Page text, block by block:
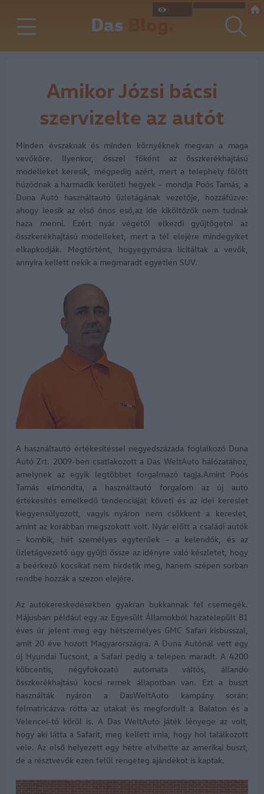
Das Blog.
Amikor Józsi bácsi
szervizelte az autót
Minden évszaknak és minden környéknek megvan a maga
vevőköre. Ilyenkor, ősszel főként az összkerékhajtású
modelleket keresik, mégpedig azért, mert a telephely fölött
húzódnak a harmadik kerületi hegyek – mondja Poós Tamás, a
Duna Autó használtautó üzletágának vezetője, hozzáfűzve:
ahogy leesik az első ónos eső,az ide kiköltözők nem tudnak
haza menni. Ezért nyár végétől elkezdi gyűjtögetni az
összkerékhajtású modelleket, mert a tél elejére mindegyiket
elkapkodják. Megtörtént, hogyegymásra licitáltak a vevők,
annyira kellett nekik a megmaradt egyetlen SUV.
A használtautó értékesítéssel negyedszázada foglalkozó Duna
Autó Zrt. 2009-ben csatlakozott a Das WeltAuto hálózatához,
amelynek az egyik legtöbbet forgalmazó tagja.Amint Poós
Tamás elmondta, a használtautó forgalom az új autó
értékesítés emelkedő tendenciáját követi és az idei kereslet
kiegyensúlyozott, vagyis nyáron nem csökkent a kereslet,
amint az korábban megszokott volt. Nyár előtt a családi autók
– kombik, hét személyes egyterűek – a kelendők, és az
üzletágvezető úgy gyűjti össze az idényre való készletet, hogy
a beérkező kocsikat nem hirdetik meg, hanem szépen sorban
rendbe hozzák a szezon elejére.
Az autókereskedésekben gyakran bukkannak fel csemegék.
Májusban például egy az Egyesült Államokból hazatelepült 81
éves úr jelent meg egy hétszemélyes GMC Safari kisbusszal,
amit 20 éve hozott Magyarországra. A Duna Autónál vett egy
új Hyundai Tucsont, a Safari pedig a telepen maradt. A 4200
köbcentis, négyfokozatú automata váltós, állandó
összkerékhajtású kocsi remek állapotban van. Ezt a buszt
használták nyáron a DasWeltAuto kampány során:
felmatricázva rótta az utakat és megfordult a Balaton és a
Velencei-tó körül is. A Das WeltAuto játék lényege az volt,
hogy aki látta a Safarit, meg kellett írnia, hogy hol találkozott
vele. Az első helyezett egy hétre elvihette az amerikai buszt,
de a résztvevők ezen felül rengeteg ajándékot is kaptak.